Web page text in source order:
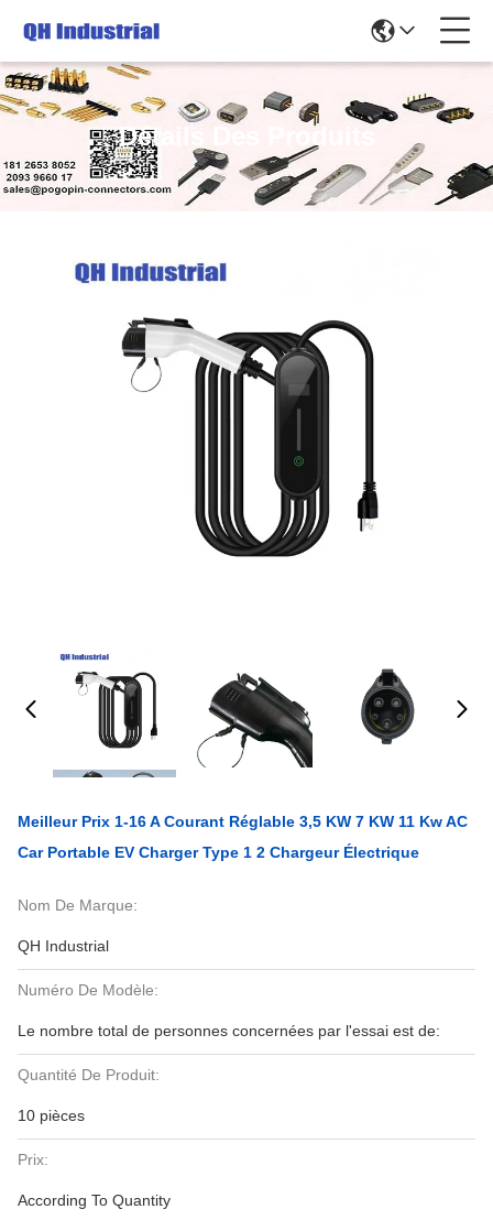
Détails Des Produits
Meilleur Prix 1-16 A Courant Réglable 3,5 KW 7 KW 11 Kw AC
Car Portable EV Charger Type 1 2 Chargeur Électrique
Nom De Marque:
QH Industrial
Numéro De Modèle:
Le nombre total de personnes concernées par l'essai est de:
Quantité De Produit:
10 pièces
Prix:
According To Quantity